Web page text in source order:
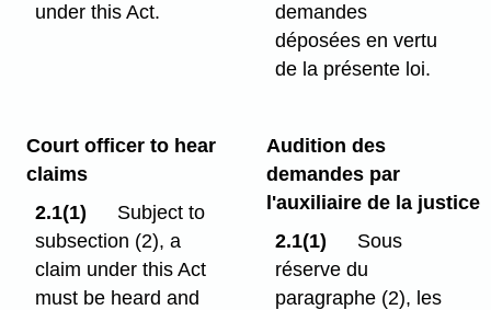
under this Act.
demandes
déposées en vertu
de la présente loi.
Court officer to hear
claims
2.1(1)
Subject to
subsection (2), a
claim under this Act
must be heard and
Audition des
demandes par
l'auxiliaire de la justice
2.1(1)
Sous
réserve du
paragraphe (2), les